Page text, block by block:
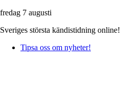
fredag 7 augusti
Sveriges största kändistidning online!
Tipsa oss om nyheter!